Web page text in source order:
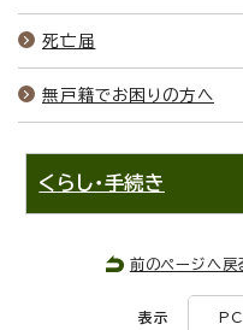
死亡届
無戸籍でお困りの方へ
くらし・手続き
前のページへ戻
表示 PC